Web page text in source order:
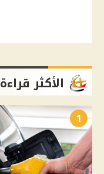
الأكثر قراءة
1